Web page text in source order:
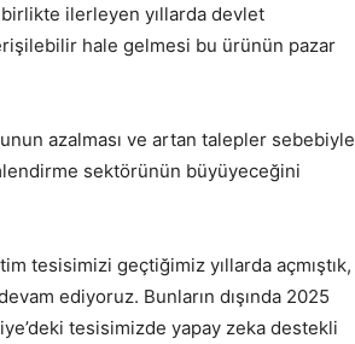
ilerleyen yıllarda devlet
hale gelmesi bu ürünün pazar
azalması ve artan talepler sebebiyle
sektörünün büyüyeceğini
tesisimizi geçtiğimiz yıllarda açmıştık,
ediyoruz. Bunların dışında 2025
tesisimizde yapay zeka destekli